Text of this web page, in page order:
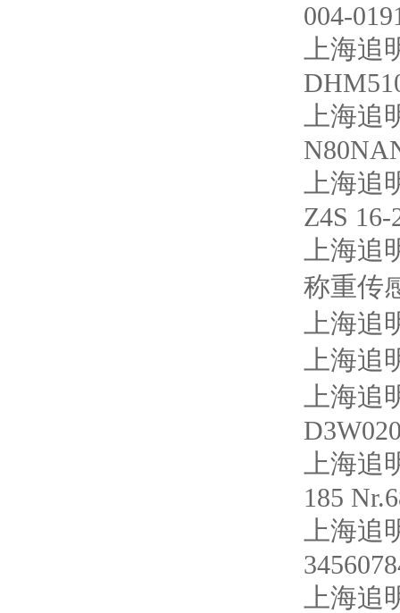
004-
上海
上海
上海
Z4S 16-
上海
称重传
上海
上海
上海
上海
185
上海
上海